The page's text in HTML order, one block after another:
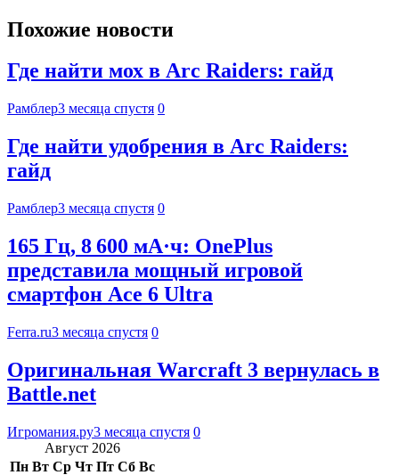
Похожие новости
Где найти мох в Arc Raiders: гайд
Рамблер3 месяца спустя 0
Где найти удобрения в Arc Raiders:
гайд
Рамблер3 месяца спустя 0
165 Гц, 8 600 мА·ч: OnePlus
представила мощный игровой
смартфон Ace 6 Ultra
Ferra.ru3 месяца спустя 0
Оригинальная Warcraft 3 вернулась в
Battle.net
Игромания.ру3 месяца спустя 0
Август 2026
Пн Вт Ср Чт Пт Сб Вс